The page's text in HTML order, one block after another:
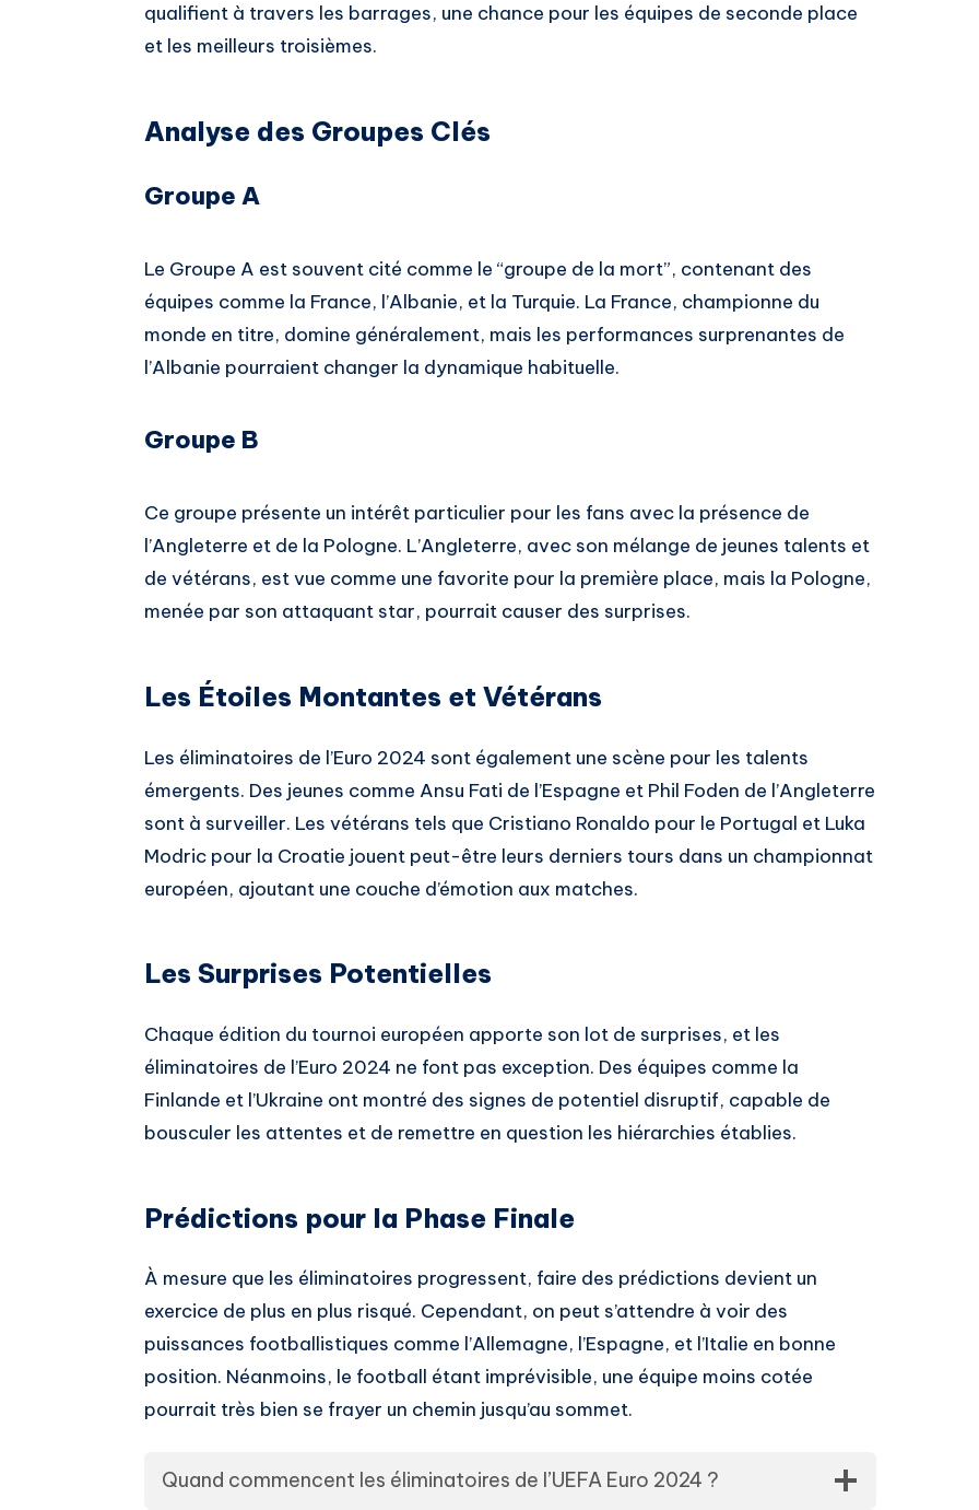
qualifient à travers les barrages, une chance pour les équipes de seconde place
et les meilleurs troisièmes.
Analyse des Groupes Clés
Groupe A
Le Groupe A est souvent cité comme le “groupe de la mort”, contenant des
équipes comme la France, l’Albanie, et la Turquie. La France, championne du
monde en titre, domine généralement, mais les performances surprenantes de
l’Albanie pourraient changer la dynamique habituelle.
Groupe B
Ce groupe présente un intérêt particulier pour les fans avec la présence de
l’Angleterre et de la Pologne. L’Angleterre, avec son mélange de jeunes talents et
de vétérans, est vue comme une favorite pour la première place, mais la Pologne,
menée par son attaquant star, pourrait causer des surprises.
Les Étoiles Montantes et Vétérans
Les éliminatoires de l’Euro 2024 sont également une scène pour les talents
émergents. Des jeunes comme Ansu Fati de l’Espagne et Phil Foden de l’Angleterre
sont à surveiller. Les vétérans tels que Cristiano Ronaldo pour le Portugal et Luka
Modric pour la Croatie jouent peut-être leurs derniers tours dans un championnat
européen, ajoutant une couche d’émotion aux matches.
Les Surprises Potentielles
Chaque édition du tournoi européen apporte son lot de surprises, et les
éliminatoires de l’Euro 2024 ne font pas exception. Des équipes comme la
Finlande et l’Ukraine ont montré des signes de potentiel disruptif, capable de
bousculer les attentes et de remettre en question les hiérarchies établies.
Prédictions pour la Phase Finale
À mesure que les éliminatoires progressent, faire des prédictions devient un
exercice de plus en plus risqué. Cependant, on peut s’attendre à voir des
puissances footballistiques comme l’Allemagne, l’Espagne, et l’Italie en bonne
position. Néanmoins, le football étant imprévisible, une équipe moins cotée
pourrait très bien se frayer un chemin jusqu’au sommet.
Quand commencent les éliminatoires de l’UEFA Euro 2024 ?